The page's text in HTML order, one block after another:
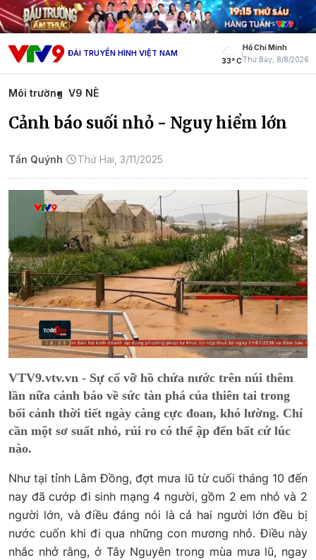
ĐÀI TRUYỀN HÌNH VIỆT NAM
33° C
Hồ Chí Minh
Thứ Bảy, 8/8/2026
Môi trường V9 NÈ
Cảnh báo suối nhỏ - Nguy hiểm lớn
Tấn Quýnh Thứ Hai, 3/11/2025
VTV9.vtv.vn - Sự cố vỡ hồ chứa nước trên núi thêm
lần nữa cảnh báo về sức tàn phá của thiên tai trong
bối cảnh thời tiết ngày càng cực đoan, khó lường. Chỉ
cần một sơ suất nhỏ, rủi ro có thể ập đến bất cứ lúc
nào.
Như tại tỉnh Lâm Đồng, đợt mưa lũ từ cuối tháng 10 đến
nay đã cướp đi sinh mạng 4 người, gồm 2 em nhỏ và 2
người lớn, và điều đáng nói là cả hai người lớn đều bị
nước cuốn khi đi qua những con mương nhỏ. Điều này
nhắc nhở rằng, ở Tây Nguyên trong mùa mưa lũ, ngay